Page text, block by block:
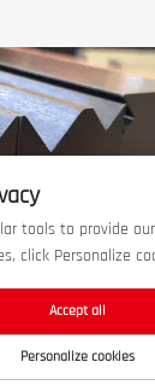
China Shanghai
reservados. —
tools to provide
click Personalize
Personalize cookies
Accept all